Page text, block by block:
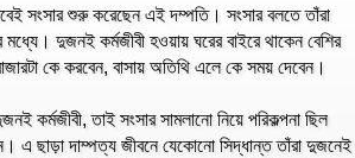
সংসার শুরু করেছেন এই দম্পতি। সংসার বলতে তাঁরা
দুজনই কর্মজীবী হওয়ায় ঘরের বাইরে থাকেন বেশির
কে করবেন, বাসায় অতিথি এলে কে সময় দেবেন।
কর্মজীবী, তাই সংসার সামলানো নিয়ে পরিকল্পনা ছিল
এ ছাড়া দাম্পত্য জীবনে যেকোনো সিদ্ধান্ত তাঁরা দুজনেই